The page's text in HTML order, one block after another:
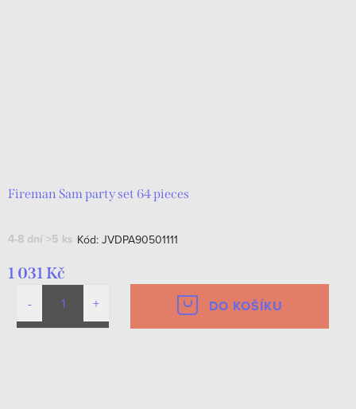
Fireman Sam party set 64 pieces
4-8 dní >5 ks Kód: JVDPA90501111
1 031 Kč
DO KOŠÍKU